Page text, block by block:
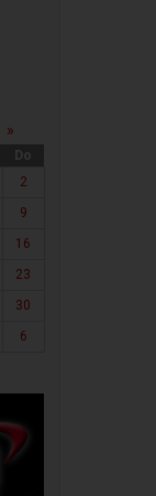
»
Do
2
9
16
23
30
6